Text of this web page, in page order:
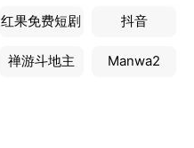
红果免费短剧 抖音
禅游斗地主 Manwa2